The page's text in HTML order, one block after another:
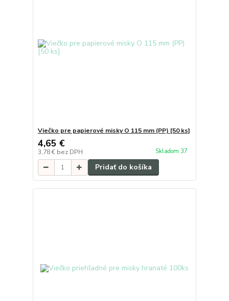
Viečko pre papierové misky O 115 mm (PP) [50 ks]
4,65 €
3,78 € bez DPH Skladom 37
Pridať do košíka